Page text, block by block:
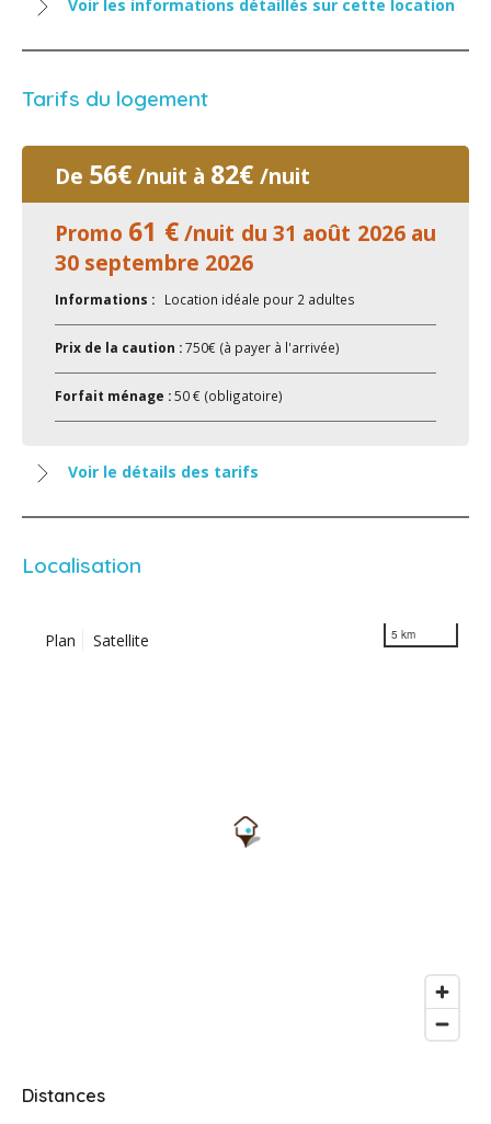
Voir les informations détaillés sur cette location
Tarifs du logement
De 56€/nuit à 82€ /nuit
Promo 61 €/nuit du 31 août 2026 au
30 septembre 2026
Informations : Location idéale pour 2 adultes
Prix de la caution :750€ (à payer à l'arrivée)
Forfait ménage :50 € (obligatoire)
Voir le détails des tarifs
Localisation
Plan Satellite 5 km
Distances